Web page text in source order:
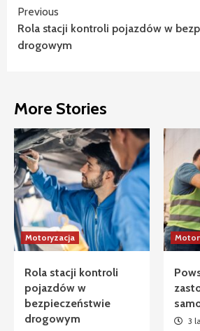
Continue
Reading
Previous
Rola stacji kontroli pojazdów w
drogowym
More Stories
Motoryzacja
Rola stacji kontroli
pojazdów w
bezpieczeństwie
drogowym
3